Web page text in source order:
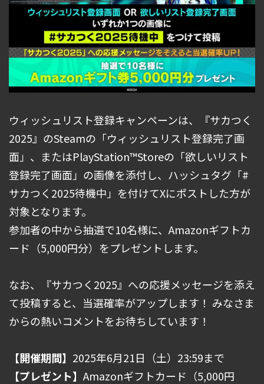
ウィッシュリスト登録キャンペーンは、『サカつく
2025』のSteamの「ウィッシュリスト登録完了画
面」、またはPlayStation™Storeの「欲しいリスト
登録完了画面」の画像を添付し、ハッシュタグ「#
サカつく2025待機中」を付けてXにポストした方が
対象となります。
参加者の中から抽選で10名様に、Amazonギフトカ
ード（5,000円分）をプレゼントします。
なお、『サカつく2025』への応援メッセージを添え
て投稿すると、当選確率がアップします！ みなさま
からの熱いコメントをお待ちしています！
【開催期間】 2025年6月21日（土）23:59まで
【プレゼント】 Amazonギフトカード（5,000円